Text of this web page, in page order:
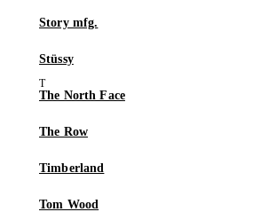
Story mfg.
Stüssy
The North Face
The Row
Timberland
Tom Wood